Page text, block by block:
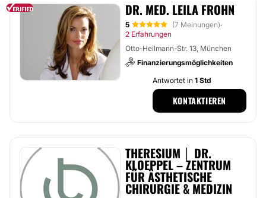
DR. MED. LEILA FROHN
5 (7 Meinungen)·
2 Erfahrungen
Otto-Heilmann-Str. 13, München
Finanzierungsmöglichkeiten
Antwortet in 1 Std
KONTAKTIEREN
THERESIUM │ DR.
KLOEPPEL – ZENTRUM
FÜR ÄSTHETISCHE
CHIRURGIE & MEDIZIN